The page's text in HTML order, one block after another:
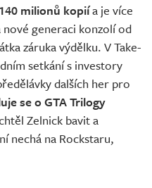
milionů kopiía je více
nové generaci konzolí od
záruka výdělku. V Take-
setkání s investory
dalších her pro
se o GTA Trilogy
Zelnick bavit a
nechá na Rockstaru,